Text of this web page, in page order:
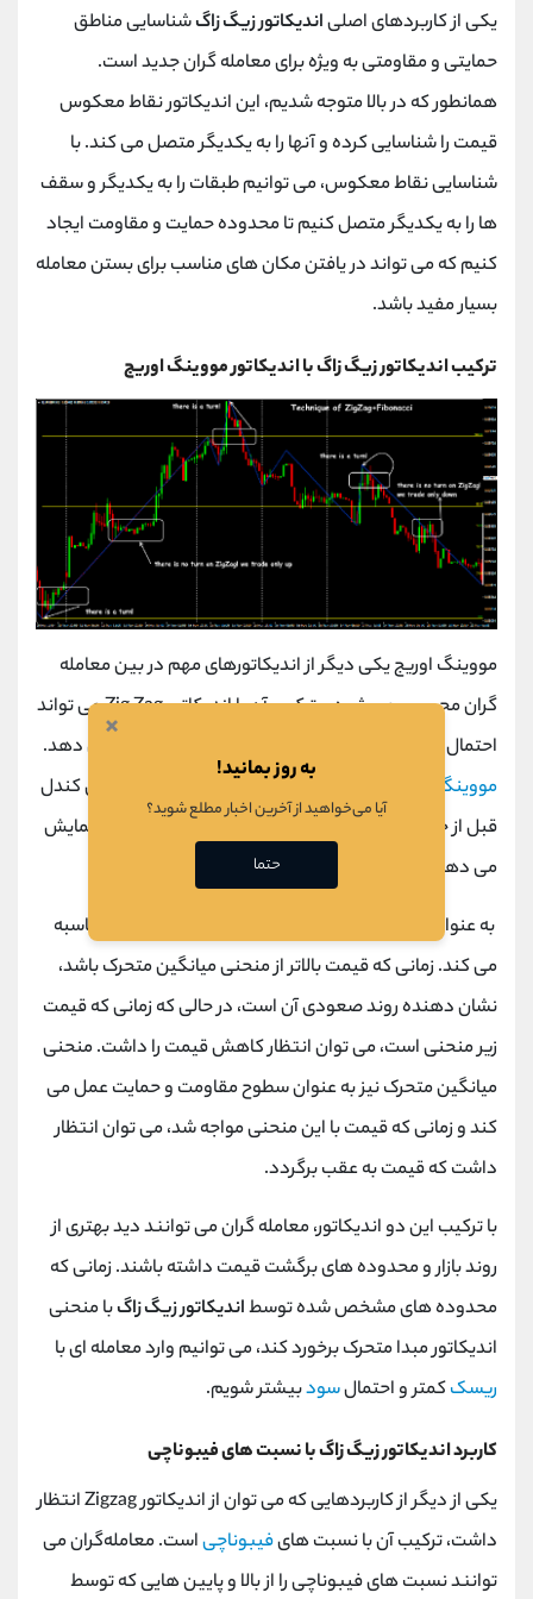
یکی از کاربردهای اصلیاندیکاتور زیگ زاگشناسایی مناطق
حمایتی و مقاومتی به ویژه برای معامله گران جدید است.
همانطور که در بالا متوجه شدیم، این اندیکاتور نقاط معکوس
قیمت را شناسایی کرده و آنها را به یکدیگر متصل می کند. با
شناسایی نقاط معکوس، می توانیم طبقات را به یکدیگر و سقف
ها را به یکدیگر متصل کنیم تا محدوده حمایت و مقاومت ایجاد
کنیم که می تواند در یافتن مکان های مناسب برای بستن معامله
بسیار مفید باشد.
ترکیب اندیکاتور زیگ زاگ با اندیکاتور مووینگ اوریج
مووینگ اوریج یکی دیگر از اندیکاتورهای مهم در بین معامله
گران محسوب می شود و ترکیب آن با اندیکاتورZig Zagمی تواند
احتمال برنده شدن محدوده های مشخص شده را افزایش دهد.
مووینگ اوریج
اندیکاتوری است که میانگین تعداد معینی کندل
قبل از خود را محاسبه کرده و به صورت منحنی در نمودار نمایش
می دهد.
به عنوان مثال،
قبلی خود را محاسبه
می کند. زمانی که قیمت بالاتر از منحنی میانگین متحرک باشد،
نشان دهنده روند صعودی آن است، در حالی که زمانی که قیمت
زیر منحنی است، می توان انتظار کاهش قیمت را داشت. منحنی
میانگین متحرک نیز به عنوان سطوح مقاومت و حمایت عمل می
کند و زمانی که قیمت با این منحنی مواجه شد، می توان انتظار
داشت که قیمت به عقب برگردد.
با ترکیب این دو اندیکاتور، معامله گران می توانند دید بهتری از
روند بازار و محدوده های برگشت قیمت داشته باشند. زمانی که
محدوده های مشخص شده توسطاندیکاتور زیگ زاگبا منحنی
اندیکاتور مبدا متحرک برخورد کند، می توانیم وارد معامله ای با
ریسککمتر و احتمالسودبیشتر شویم.
کاربرد اندیکاتور زیگ زاگ با نسبت های فیبوناچی
یکی از دیگر از کاربردهایی که می توان از اندیکاتور Zigzag انتظار
داشت، ترکیب آن با نسبت هایفیبوناچیاست. معامله‌گران می
‌توانند نسبت ‌های فیبوناچی را از بالا و پایین ‌هایی که توسط
×
به روز بمانید!
آیا می‌خواهید از آخرین اخبار مطلع شوید؟
حتما